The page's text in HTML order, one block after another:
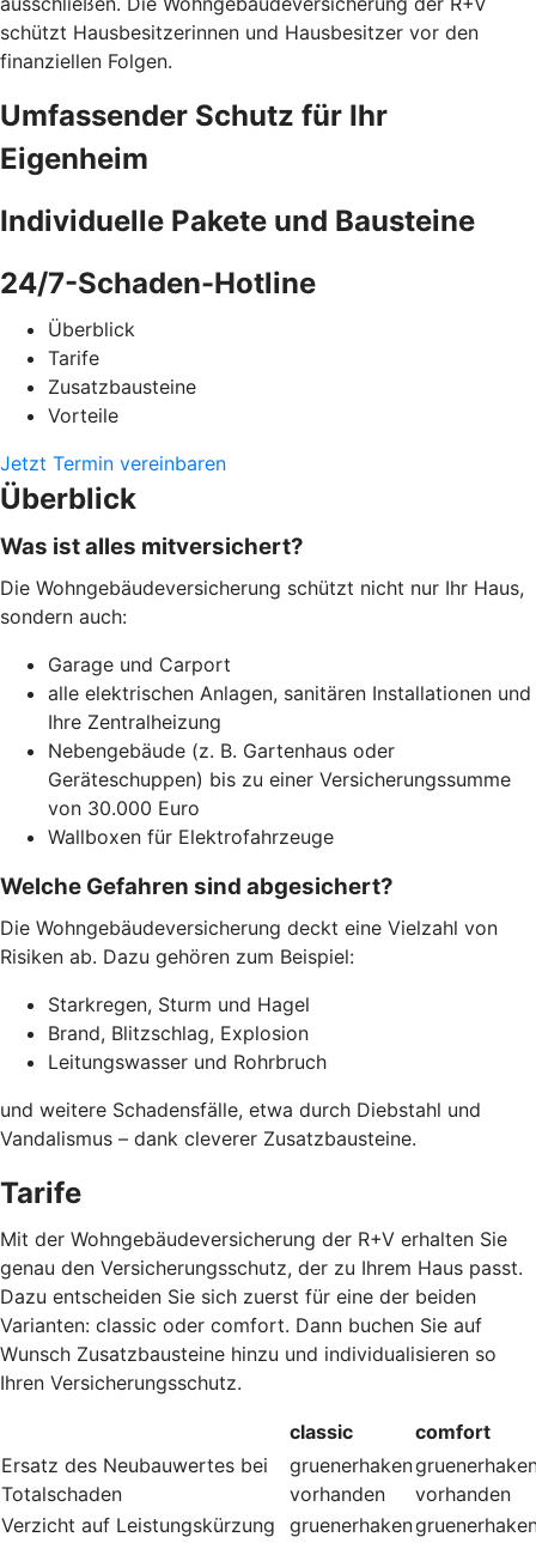
schützt Hausbesitzerinnen und Hausbesitzer vor den
finanziellen Folgen.
Umfassender Schutz für Ihr
Eigenheim
Individuelle Pakete und Bausteine
24/7-Schaden-Hotline
Überblick
Tarife
Zusatzbausteine
Vorteile
Jetzt Termin vereinbaren
Überblick
Was ist alles mitversichert?
Die Wohngebäudeversicherung schützt nicht nur Ihr Haus,
sondern auch:
Garage und Carport
alle elektrischen Anlagen, sanitären Installationen und
Ihre Zentralheizung
Nebengebäude (z. B. Gartenhaus oder
Geräteschuppen) bis zu einer Versicherungssumme
von 30.000 Euro
Wallboxen für Elektrofahrzeuge
Welche Gefahren sind abgesichert?
Die Wohngebäudeversicherung deckt eine Vielzahl von
Risiken ab. Dazu gehören zum Beispiel:
Starkregen, Sturm und Hagel
Brand, Blitzschlag, Explosion
Leitungswasser und Rohrbruch
und weitere Schadensfälle, etwa durch Diebstahl und
Vandalismus – dank cleverer Zusatzbausteine.
Tarife
Mit der Wohngebäudeversicherung der R+V erhalten Sie
genau den Versicherungsschutz, der zu Ihrem Haus passt.
Dazu entscheiden Sie sich zuerst für eine der beiden
Varianten: classic oder comfort. Dann buchen Sie auf
Wunsch Zusatzbausteine hinzu und individualisieren so
Ihren Versicherungsschutz.
classic
comfort
Ersatz des Neubauwertes bei
Totalschaden
gruenerhaken
vorhanden
vorhanden
Verzicht auf Leistungskürzung
gruenerhaken